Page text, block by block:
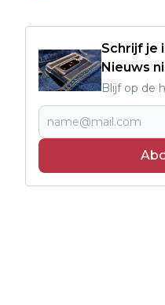
Schrijf je
Nieuws
Blijf op de